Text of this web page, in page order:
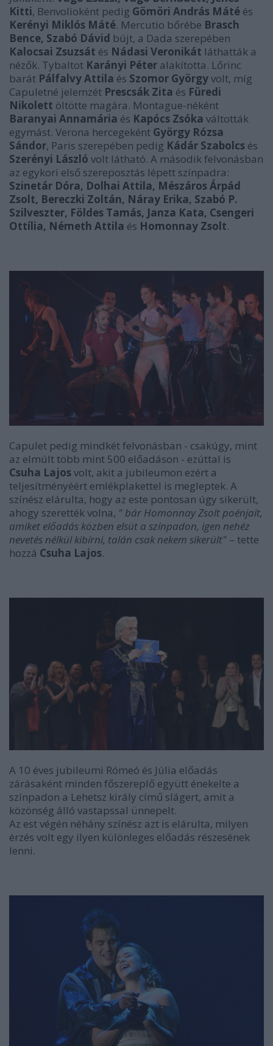
Kitti, Benvolioként pedig Gömöri András Máté és
Kerényi Miklós Máté. Mercutio bőrébe Brasch
Bence, Szabó Dávid bújt, a Dada szerepében
Kalocsai Zsuzsát és Nádasi Veronikát láthatták a
nézők. Tybaltot Karányi Péter alakította. Lőrinc
barát Pálfalvy Attila és Szomor Györgyvolt, míg
Capuletné jelemzét Prescsák Zita és Füredi
Nikolett öltötte magára. Montague-néként
Baranyai Annamária és Kapócs Zsóka váltották
egymást. Verona hercegeként György Rózsa
Sándor, Paris szerepében pedig Kádár Szabolcs és
Szerényi László volt látható. A második felvonásban
az egykori első szereposztás lépett színpadra:
Szinetár Dóra, Dolhai Attila, Mészáros Árpád
Zsolt, Bereczki Zoltán, Náray Erika, Szabó P.
Szilveszter, Földes Tamás, Janza Kata, Csengeri
Ottília, Németh Attila és Homonnay Zsolt.
Capulet pedig mindkét felvonásban - csakúgy, mint
az elmúlt több mint 500 előadáson - ezúttal is
Csuha Lajosvolt, akit a jubileumon ezért a
teljesítményéért emlékplakettel is megleptek. A
színész elárulta, hogy az este pontosan úgy sikerült,
ahogy szerették volna, " bár Homonnay Zsolt poénjait,
amiket előadás közben elsüt a színpadon, igen nehéz
nevetés nélkül kibírni, talán csak nekem sikerült" – tette
hozzá Csuha Lajos.
A 10 éves jubileumi Rómeó és Júlia előadás
zárásaként minden főszereplő együtt énekelte a
színpadon a Lehetsz király című slágert, amit a
közönség álló vastapssal ünnepelt.
Az est végén néhány színész azt is elárulta, milyen
érzés volt egy ilyen különleges előadás részesének
lenni.